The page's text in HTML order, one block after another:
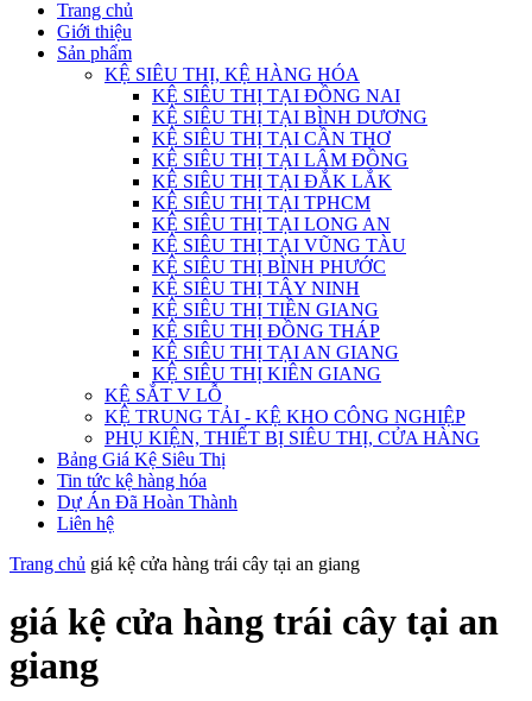
Trang chủ
Giới thiệu
Sản phẩm
KỆ SIÊU THỊ, KỆ HÀNG HÓA
KỆ SIÊU THỊ TẠI ĐỒNG NAI
KỆ SIÊU THỊ TẠI BÌNH DƯƠNG
KỆ SIÊU THỊ TẠI CẦN THƠ
KỆ SIÊU THỊ TẠI LÂM ĐỒNG
KỆ SIÊU THỊ TẠI ĐẮK LẮK
KỆ SIÊU THỊ TẠI TPHCM
KỆ SIÊU THỊ TẠI LONG AN
KỆ SIÊU THỊ TẠI VŨNG TÀU
KỆ SIÊU THỊ BÌNH PHƯỚC
KỆ SIÊU THỊ TÂY NINH
KỆ SIÊU THỊ TIỀN GIANG
KỆ SIÊU THỊ ĐỒNG THÁP
KỆ SIÊU THỊ TẠI AN GIANG
KỆ SIÊU THỊ KIÊN GIANG
KỆ SẮT V LỖ
KỆ TRUNG TẢI - KỆ KHO CÔNG NGHIỆP
PHỤ KIỆN, THIẾT BỊ SIÊU THỊ, CỬA HÀNG
Bảng Giá Kệ Siêu Thị
Tin tức kệ hàng hóa
Dự Án Đã Hoàn Thành
Liên hệ
Trang chủ giá kệ cửa hàng trái cây tại an giang
giá kệ cửa hàng trái cây tại an
giang